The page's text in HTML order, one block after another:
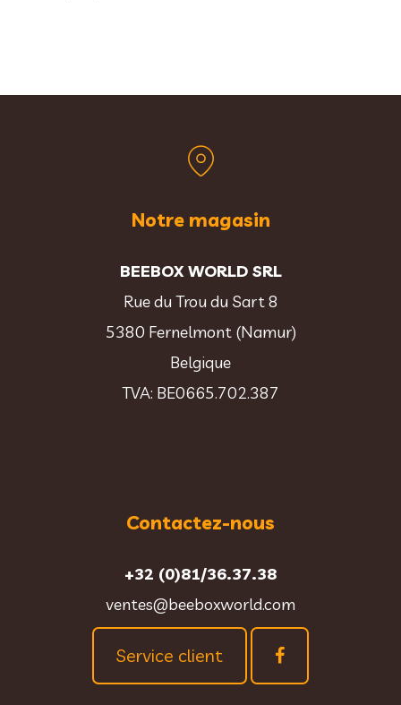
Notre magasin
BEEBOX WORLD SRL
Rue du Trou du Sart 8
5380 Fernelmont (Namur)
Belgique
TVA: BE0665.702.387
Contactez-nous
+32 (0)81/36.37.38
ventes@beeboxworld.com